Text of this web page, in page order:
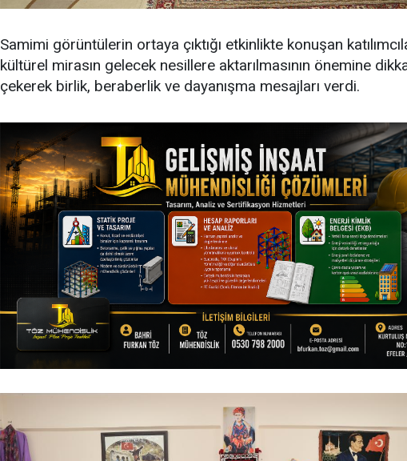
Samimi görüntülerin ortaya çıktığı etkinlikte konuşan
kültürel mirasın gelecek nesillere aktarılmasının önemine
çekerek birlik, beraberlik ve dayanışma mesajları verdi.